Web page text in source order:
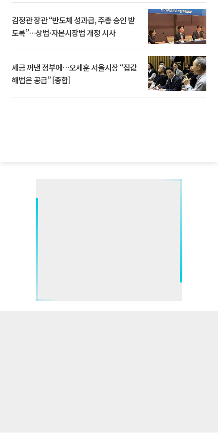
김정관 장관 “반도체 성과급, 주총 승인 받
도록”…상법·자본시장법 개정 시사
세금 꺼낸 정부에…오세훈 서울시장 “집값
해법은 공급” [종합]